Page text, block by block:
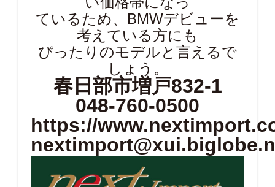
ているため、BMWデビューを
考えている方にも
ぴったりのモデルと言えるで
しょう。
春日部市増戸832-1
048-760-0500
https://